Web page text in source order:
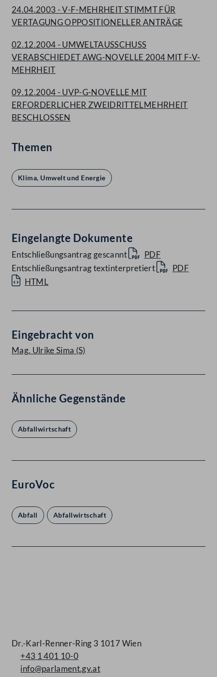
24.04.2003 - V-F-MEHRHEIT STIMMT FÜR
VERTAGUNG OPPOSITIONELLER ANTRÄGE
02.12.2004 - UMWELTAUSSCHUSS
VERABSCHIEDET AWG-NOVELLE 2004 MIT F-V-
MEHRHEIT
09.12.2004 - UVP-G-NOVELLE MIT
ERFORDERLICHER ZWEIDRITTELMEHRHEIT
BESCHLOSSEN
Themen
Klima, Umwelt und Energie
Eingelangte Dokumente
Entschließungsantrag gescannt
PDF
Entschließungsantrag textinterpretiert
PDF
HTML
Eingebracht von
Mag. Ulrike Sima (S)
Ähnliche Gegenstände
Abfallwirtschaft
EuroVoc
Abfall Abfallwirtschaft
Dr.-Karl-Renner-Ring 3 1017 Wien
+43 1 401 10-0
info@parlament.gv.at